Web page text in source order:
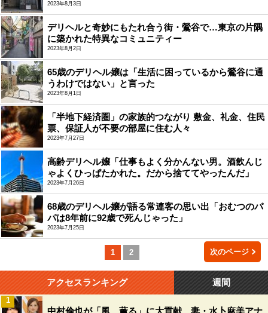
2023年8月3日
デリヘルと奇妙にもたれ合う街・鶯谷で…東京の片隅
に築かれた特異なコミュニティー
2023年8月2日
65歳のデリヘル嬢は「生活に困っているから鶯谷に通
うわけではない」と言った
2023年8月1日
「半地下経済圏」の家族的つながり 敷金、礼金、住民
票、保証人が不要の部屋に住む人々
2023年7月27日
高齢デリヘル嬢「仕事もよく分かんない男。酒飲んじ
ゃよくひっぱたかれた。だから捨ててやったんだ」
2023年7月26日
68歳のデリヘル嬢が語る常連客の思い出「おむつのパ
パは8年前に92歳で死んじゃった」
2023年7月25日
1 2 次のページ
アクセスランキング 週間
中村倫也が「風、薫る」に大貢献…妻・水卜麻美アナ
1